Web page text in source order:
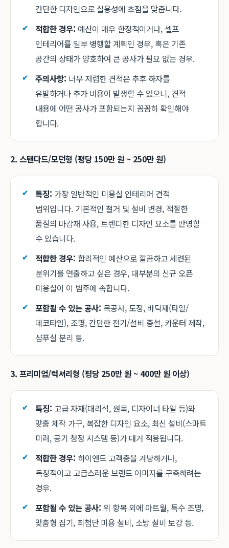
간단한 디자인으로 실용성에 초점을 맞춥니다.
적합한 경우: 예산이 매우 한정적이거나, 셀프
인테리어를 일부 병행할 계획인 경우, 혹은 기존
공간의 상태가 양호하여 큰 공사가 필요 없는 경우.
주의사항: 너무 저렴한 견적은 추후 하자를
유발하거나 추가 비용이 발생할 수 있으니, 견적
내용에 어떤 공사가 포함되는지 꼼꼼히 확인해야
합니다.
2. 스탠다드/모던형 (평당 150만 원 ~ 250만 원)
특징: 가장 일반적인 미용실 인테리어 견적
범위입니다. 기본적인 철거 및 설비 변경, 적절한
품질의 마감재 사용, 트렌디한 디자인 요소를 반영할
수 있습니다.
적합한 경우: 합리적인 예산으로 깔끔하고 세련된
분위기를 연출하고 싶은 경우, 대부분의 신규 오픈
미용실이 이 범주에 속합니다.
포함될 수 있는 공사: 목공사, 도장, 바닥재(타일/
데코타일), 조명, 간단한 전기/설비 증설, 카운터 제작,
샴푸실 분리 등.
3. 프리미엄/럭셔리형 (평당 250만 원 ~ 400만 원 이상)
특징: 고급 자재(대리석, 원목, 디자이너 타일 등)와
맞춤 제작 가구, 복잡한 디자인 요소, 최신 설비(스마트
미러, 공기 청정 시스템 등)가 대거 적용됩니다.
적합한 경우: 하이엔드 고객층을 겨냥하거나,
독창적이고 고급스러운 브랜드 이미지를 구축하려는
경우.
포함될 수 있는 공사: 위 항목 외에 아트월, 특수 조명,
맞춤형 집기, 최첨단 미용 설비, 소방 설비 보강 등.